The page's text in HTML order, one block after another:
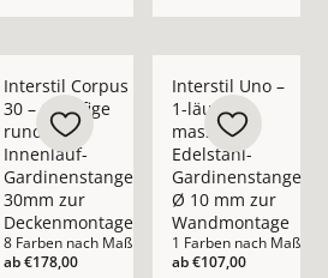
Interstil Corpus
30 – 1-läufige
runde
Innenlauf-
Gardinenstange
30mm zur
Deckenmontage
8 Farben nach Maß
ab€178,00
Interstil Uno –
1-läufige
massive
Edelstahl-
Gardinenstange
Ø 10 mm zur
Wandmontage
1 Farben nach Maß
ab€107,00